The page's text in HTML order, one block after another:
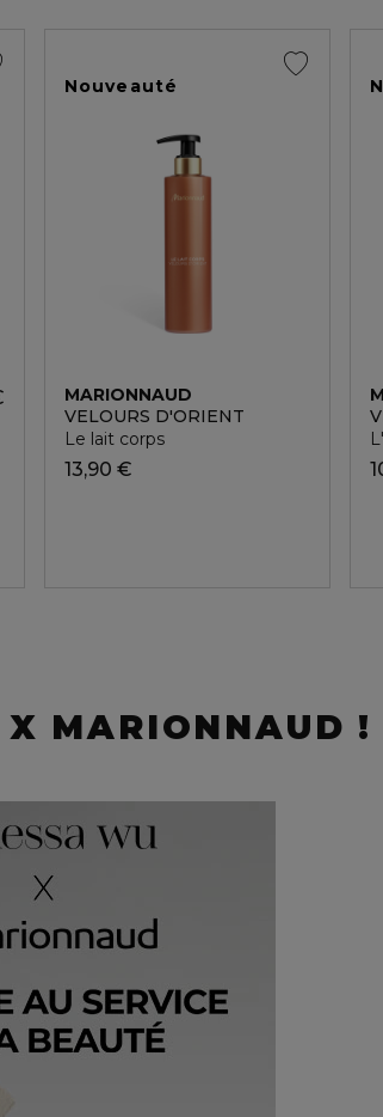
Nouveauté
MARIONNAUD
VELOURS D'ORIENT
Le lait corps
13,90 €
MARIONNAUD !